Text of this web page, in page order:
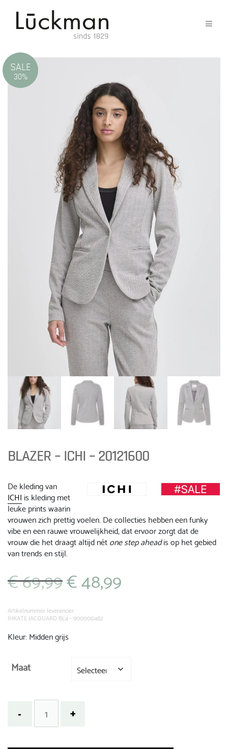
SALE
30%
BLAZER – ICHI – 20121600
De kleding van
ICHI is kleding met
leuke prints waarin
vrouwen zich prettig voelen. De collecties hebben een funky
vibe en een rauwe vrouwelijkheid, dat ervoor zorgt dat de
vrouw die het draagt altijd nétone step aheadis op het gebied
van trends en stijl.
€69,99 Oorspronkelijke
prijs
€ 69,99.
€48,99
Artikelnummer leverancier:
IHKATE JACQUARD BL4 - 900000482
Kleur: Midden grijs
Maat